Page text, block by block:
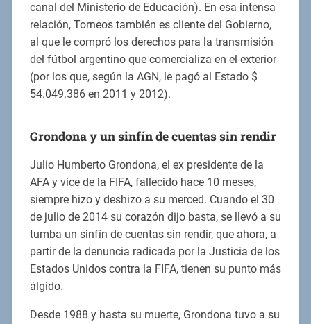
canal del Ministerio de Educación). En esa intensa
relación, Torneos también es cliente del Gobierno,
al que le compró los derechos para la transmisión
del fútbol argentino que comercializa en el exterior
(por los que, según la AGN, le pagó al Estado $
54.049.386 en 2011 y 2012).
Grondona y un sinfín de cuentas sin rendir
Julio Humberto Grondona, el ex presidente de la
AFA y vice de la FIFA, fallecido hace 10 meses,
siempre hizo y deshizo a su merced. Cuando el 30
de julio de 2014 su corazón dijo basta, se llevó a su
tumba un sinfín de cuentas sin rendir, que ahora, a
partir de la denuncia radicada por la Justicia de los
Estados Unidos contra la FIFA, tienen su punto más
álgido.
Desde 1988 y hasta su muerte, Grondona tuvo a su